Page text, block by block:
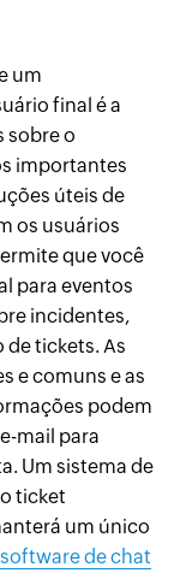
um
final é a
sobre o
importantes
úteis de
os usuários
que você
para eventos
incidentes,
tickets. As
e comuns e as
podem
mail para
Um sistema de
ticket
um único
software de chat